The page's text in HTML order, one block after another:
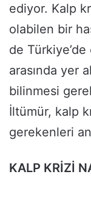
ediyor. Kalp
olabilen bir
de
arasında yer
bilinmesi
İltümür, kalp
gerekenleri
KALP KRİZİ